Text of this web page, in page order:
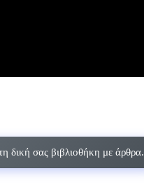
δική σας βιβλιοθήκη με άρθρα.